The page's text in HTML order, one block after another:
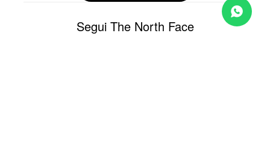
Segui The North Face